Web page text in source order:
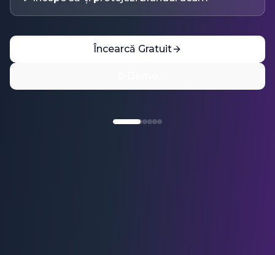
Încearcă Gratuit